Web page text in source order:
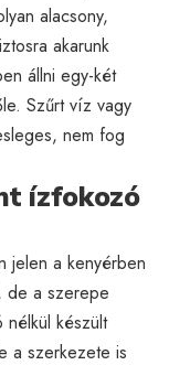
alacsony,
akarunk
állni egy-két
Szűrt víz vagy
nem fog
ízfokozó
jelen a kenyérben
de a szerepe
nélkül készült
a szerkezete is